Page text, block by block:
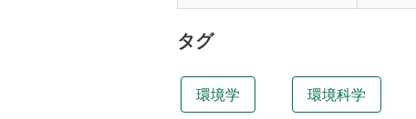
タグ
環境学 環境科学